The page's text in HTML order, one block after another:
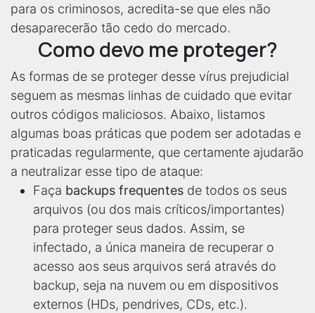
para os criminosos, acredita-se que eles não
desaparecerão tão cedo do mercado.
Como devo me proteger?
As formas de se proteger desse vírus prejudicial
seguem as mesmas linhas de cuidado que evitar
outros códigos maliciosos. Abaixo, listamos
algumas boas práticas que podem ser adotadas e
praticadas regularmente, que certamente ajudarão
a neutralizar esse tipo de ataque:
Faça backups frequentes de todos os seus
arquivos (ou dos mais críticos/importantes)
para proteger seus dados. Assim, se
infectado, a única maneira de recuperar o
acesso aos seus arquivos será através do
backup, seja na nuvem ou em dispositivos
externos (HDs, pendrives, CDs, etc.).